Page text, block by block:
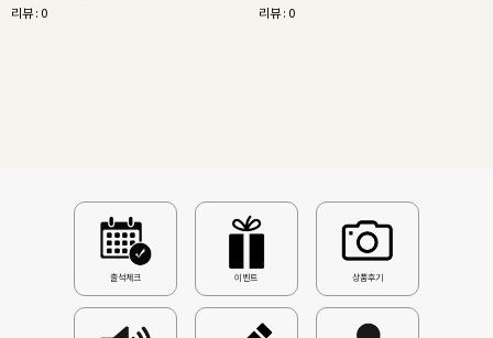
리뷰 : 0 리뷰 : 0
출석체크 이벤트 상품후기